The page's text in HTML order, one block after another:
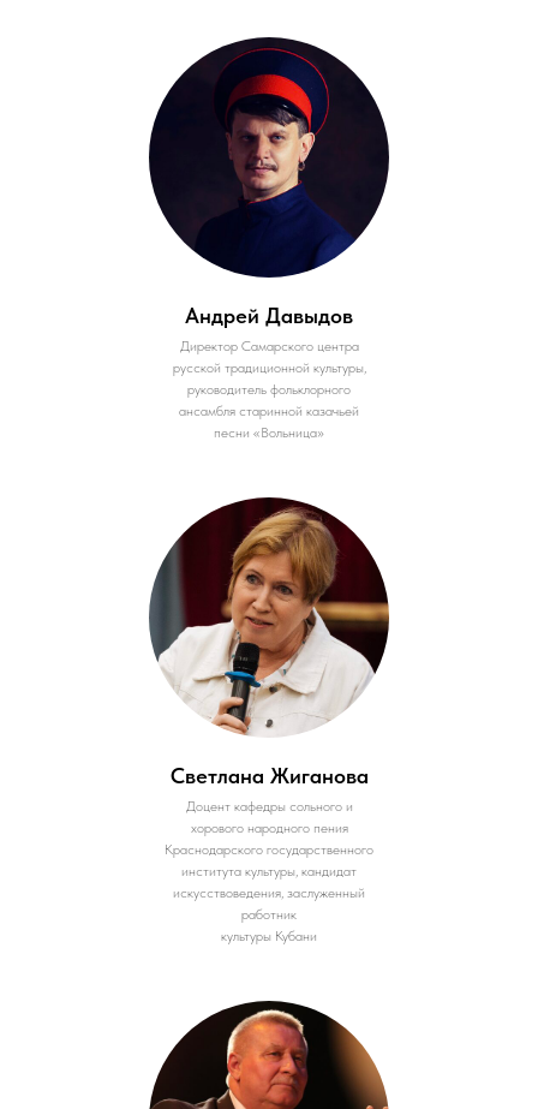
Андрей Давыдов
Директор Самарского центра
русской традиционной культуры,
руководитель фольклорного
ансамбля старинной казачьей
песни «Вольница»
Светлана Жиганова
Доцент кафедры сольного и
хорового народного пения
Краснодарского государственного
института культуры, кандидат
искусствоведения, заслуженный
работник
культуры Кубани